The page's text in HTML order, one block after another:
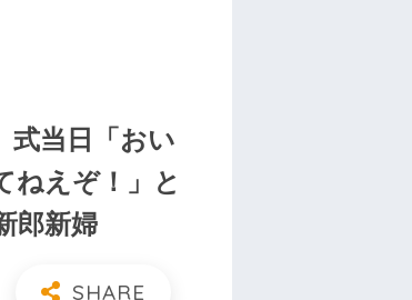
式当日「おい
ねえぞ！」と
郎新婦